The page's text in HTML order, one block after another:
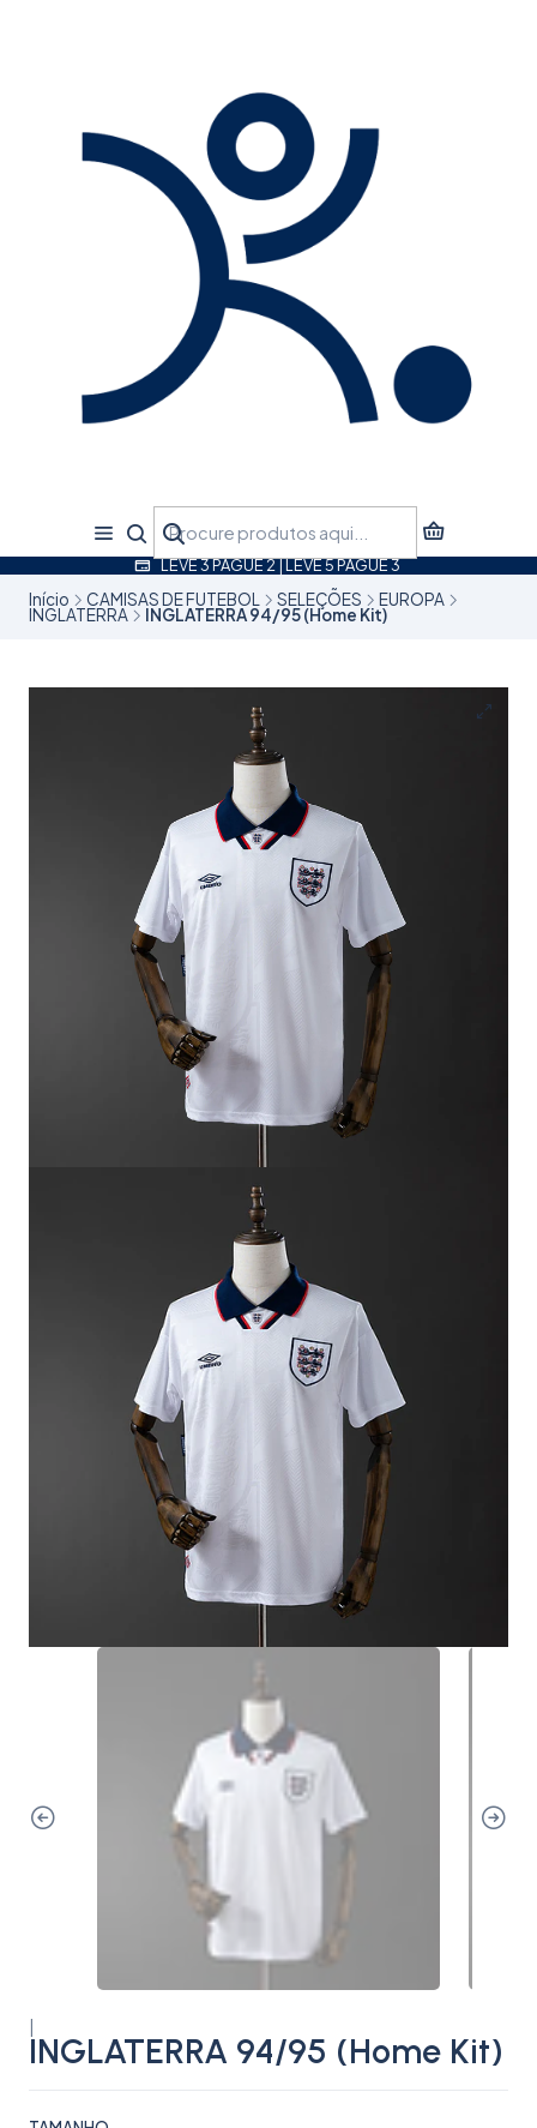
LEVE 3 PAGUE 2 | LEVE 5 PAGUE 3
Início CAMISAS DE FUTEBOL SELEÇÕES EUROPA
INGLATERRA INGLATERRA 94/95 (Home Kit)
INGLATERRA 94/95 (Home Kit)